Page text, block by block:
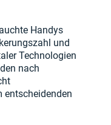
Handys
und
Technologien
nach
entscheidenden